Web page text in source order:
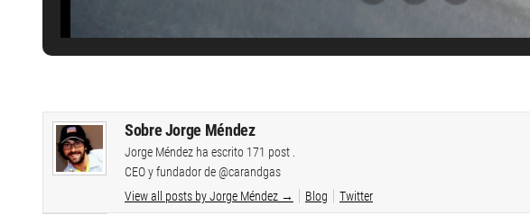
Sobre Jorge Méndez
Jorge Méndez ha escrito 171 post .
CEO y fundador de @carandgas
View all posts by Jorge Méndez → Blog Twitter